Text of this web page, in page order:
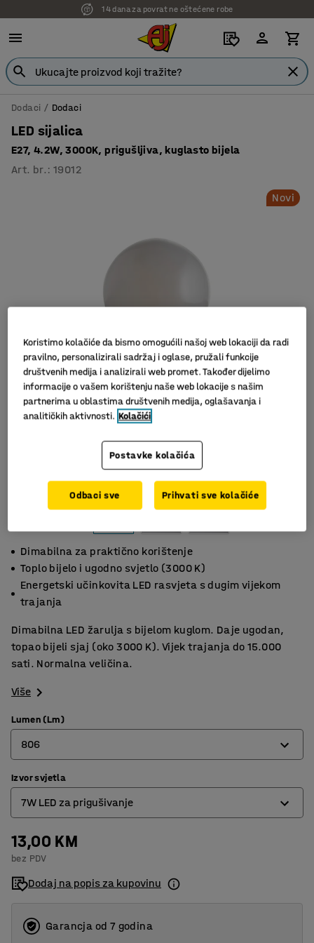
14 dana za povrat ne oštećene robe
7 godina garancije
Dodaci Dodaci
LED sijalica
E27, 4.2W, 3000K, prigušljiva, kuglasto bijela
Art. br. :19012
Novi
Dimabilna za praktično korištenje
Toplo bijelo i ugodno svjetlo (3000 K)
Energetski učinkovita LED rasvjeta s dugim vijekom
trajanja
Dimabilna LED žarulja s bijelom kuglom. Daje ugodan,
topao bijeli sjaj (oko 3000 K). Vijek trajanja do 15.000
sati. Normalna veličina.
Više
Lumen (Lm)
806
470
806
1055
Izvor svjetla
7W LED za prigušivanje
4,2W LED za prigušivanje
7W LED za prigušivanje
9W LED za prigušivanje
13,00 KM
bez PDV
Dodaj na popis za kupovinu
Garancja od 7 godina
Koristimo kolačiće da bismo omogućili našoj web lokaciji da radi
pravilno, personalizirali sadržaj i oglase, pružali funkcije
društvenih medija i analizirali web promet. Također dijelimo
informacije o vašem korištenju naše web lokacije s našim
partnerima u oblastima društvenih medija, oglašavanja i
analitičkih aktivnosti. Kolačići
Postavke kolačića
Odbaci sve Prihvati sve kolačiće